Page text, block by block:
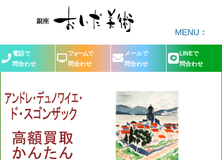
MENU
電話で
問合わせ
フォームで
問合わせ
メールで
問合わせ
LINEで
問合わせ